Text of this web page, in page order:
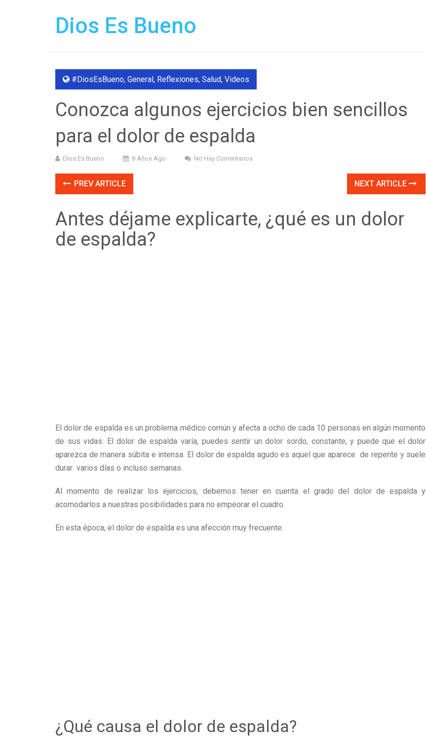
Dios Es Bueno
#DiosEsBueno, General, Reflexiones, Salud, Videos
Conozca algunos ejercicios bien sencillos
para el dolor de espalda
Dios Es Bueno 8 Años Ago No Hay Comentarios
PREV ARTICLE NEXT ARTICLE
Antes déjame explicarte, ¿qué es un dolor
de espalda?
El dolor de espalda es un problema médico común y afecta a ocho de cada 10 personas en algún momento
de sus vidas. El dolor de espalda varía, puedes sentir un dolor sordo, constante, y puede que el dolor
aparezca de manera súbita e intensa. El dolor de espalda agudo es aquel que aparece de repente y suele
durar varios días o incluso semanas.
Al momento de realizar los ejercicios, debemos tener en cuenta el grado del dolor de espalda y
acomodarlos a nuestras posibilidades para no empeorar el cuadro.
En esta época, el dolor de espalda es una afección muy frecuente.
¿Qué causa el dolor de espalda?